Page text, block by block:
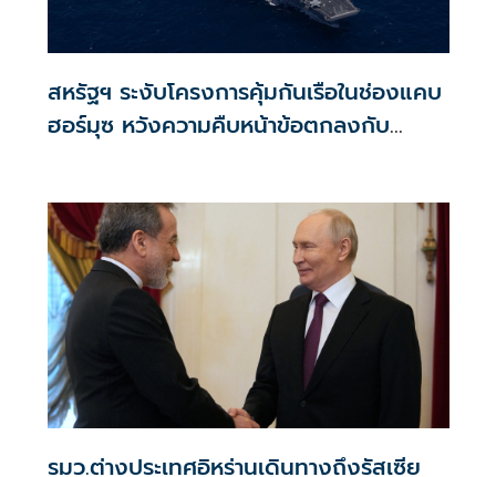
สหรัฐฯ ระงับโครงการคุ้มกันเรือในช่องแคบ
ฮอร์มุซ หวังความคืบหน้าข้อตกลงกับ
รมว.ต่างประเทศอิหร่านเดินทางถึงรัสเซีย